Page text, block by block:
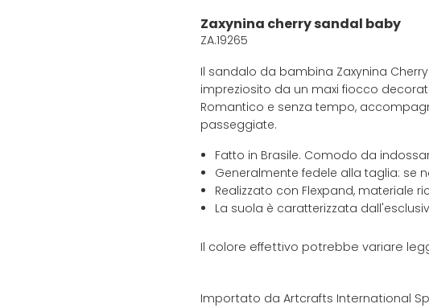
Zaxynina cherry sandal baby
ZA.19265
Il sandalo da bambina Zaxynina
impreziosito da un maxi fiocco
Romantico e senza tempo,
passeggiate.
Fatto in Brasile. Comodo da
Generalmente fedele alla taglia: se
Realizzato con Flexpand, materiale
La suola è caratterizzata
Il colore effettivo potrebbe variare
Importato da Artcrafts International